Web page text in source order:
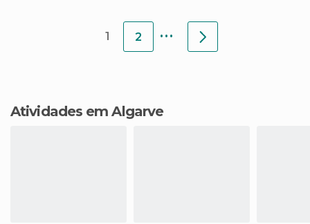
ponto de par
1 2 ...
Atividades em Algarve